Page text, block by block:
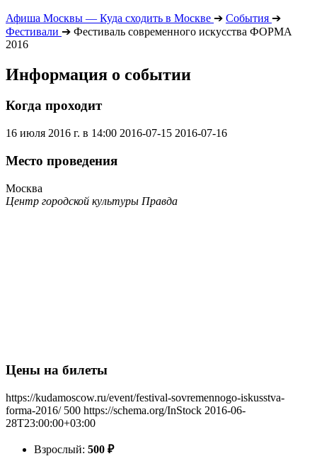
Афиша Москвы — Куда сходить в Москве ➔ События ➔
Фестивали ➔ Фестиваль современного искусства ФОРМА
2016
Информация о событии
Когда проходит
16 июля 2016 г. в 14:00 2016-07-15 2016-07-16
Место проведения
Москва
Центр городской культуры Правда
Цены на билеты
https://kudamoscow.ru/event/festival-sovremennogo-iskusstva-
forma-2016/ 500 https://schema.org/InStock 2016-06-
28T23:00:00+03:00
Взрослый: 500 ₽